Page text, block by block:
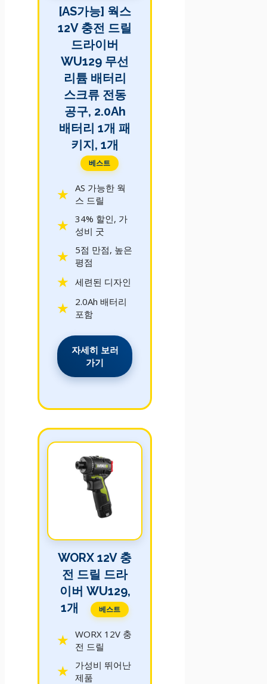
[AS가능] 웍스
12V 충전 드릴
드라이버
WU129 무선
리튬 배터리
스크류 전동
공구, 2.0Ah
배터리 1개 패
키지, 1개
베스트
AS 가능한 웍
스 드릴
34% 할인, 가
성비 굿
5점 만점, 높은
평점
세련된 디자인
2.0Ah 배터리
포함
자세히 보러
가기
WORX 12V 충
전 드릴 드라
이버 WU129,
1개
베스트
WORX 12V 충
전 드릴
가성비 뛰어난
제품